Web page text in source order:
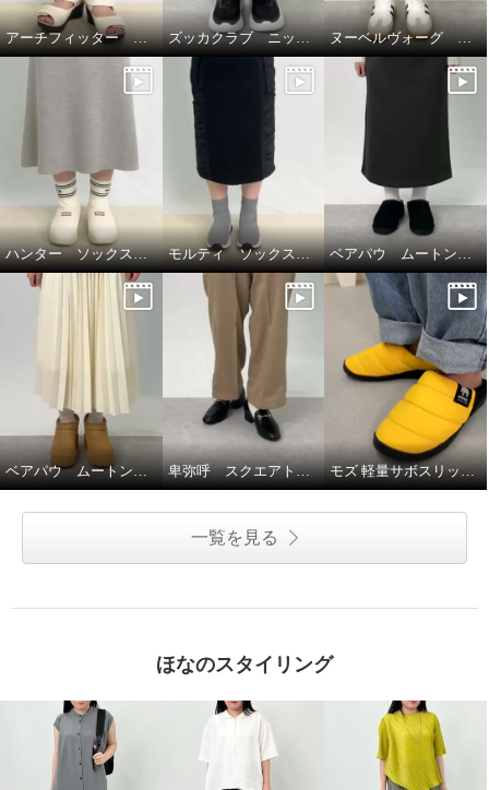
ハンター インアウト ソックスス
リッパ
ホワイト ＵＫ６
アーチフィッター ダブルベルトミュール１３０☆ ズッカクラブ ニットスニーカー☆ ヌーベルヴォーグ ローカットスニーカー☆
ハンター ソックススリッパ☆ モルティ ソックスブーツ☆ ベアパウ ムートン調厚底スリッポン☆
ベアパウ ムートン調厚底ブーツ☆ 卑弥呼 スクエアトゥビットローファー☆♪ モズ 軽量サボスリッポン☆
一覧を見る
ほなのスタイリング